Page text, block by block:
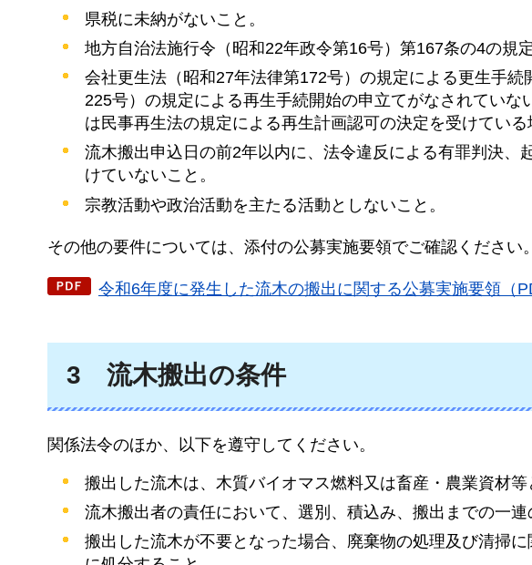
県税に未納がないこと。
地方自治法施行令（昭和22年政令第16号）第167条の4の規
会社更生法（昭和27年法律第172号）の規定による更生手
225号）の規定による再生手続開始の申立てがなされてい
は民事再生法の規定による再生計画認可の決定を受けている
流木搬出申込日の前2年以内に、法令違反による有罪判決、
けていないこと。
宗教活動や政治活動を主たる活動としないこと。
その他の要件については、添付の公募実施要領でご確認ください。
令和6年度に発生した流木の搬出に関する公募実施要領（
3 流木搬出の条件
関係法令のほか、以下を遵守してください。
搬出した流木は、木質バイオマス燃料又は畜産・農業資材等
流木搬出者の責任において、選別、積込み、搬出までの一連
搬出した流木が不要となった場合、廃棄物の処理及び清掃